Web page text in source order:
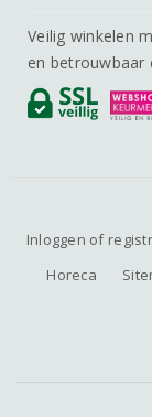
Veilig winkelen
en betrouwbaar
Inloggen of
Horeca